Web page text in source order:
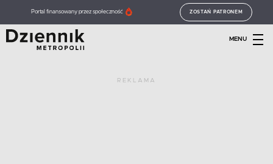
Portal finansowany przez społeczność ZOSTAŃ PATRONEM
MENU
REKLAMA